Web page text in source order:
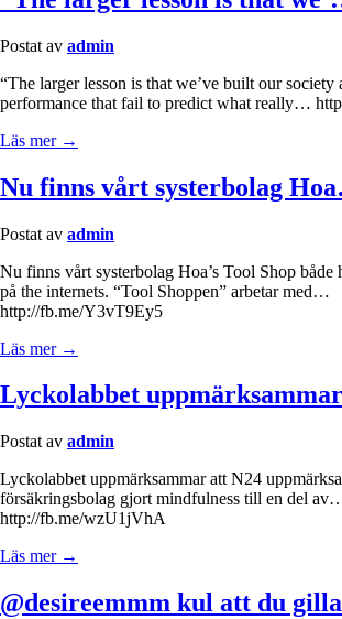
Postat av admin
“The larger lesson is that we’ve built our society
performance that fail to predict what really…
Läs mer →
Nu finns vårt systerbolag
Postat av admin
Nu finns vårt systerbolag Hoa’s Tool Shop både
på the internets. “Tool Shoppen” arbetar med…
http://fb.me/Y3vT9Ey5
Läs mer →
Lyckolabbet
Postat av admin
Lyckolabbet uppmärksammar att N24
försäkringsbolag gjort mindfulness till en del
http://fb.me/wzU1jVhA
Läs mer →
@desireemmm kul att du